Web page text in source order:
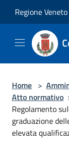
Regione Veneto
Home >
Atto normativo
Regolamento
graduazione
elevata